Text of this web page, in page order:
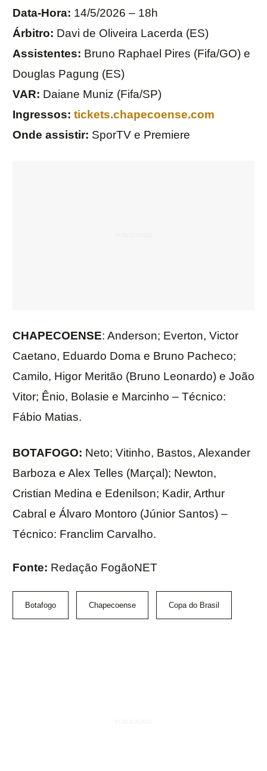
Data-Hora: 14/5/2026 – 18h
Árbitro: Davi de Oliveira Lacerda (ES)
Assistentes: Bruno Raphael Pires (Fifa/GO) e
Douglas Pagung (ES)
VAR: Daiane Muniz (Fifa/SP)
Ingressos: tickets.chapecoense.com
Onde assistir: SporTV e Premiere
CHAPECOENSE: Anderson; Everton, Victor
Caetano, Eduardo Doma e Bruno Pacheco;
Camilo, Higor Meritão (Bruno Leonardo) e João
Vitor; Ênio, Bolasie e Marcinho – Técnico:
Fábio Matias.
BOTAFOGO: Neto; Vitinho, Bastos, Alexander
Barboza e Alex Telles (Marçal); Newton,
Cristian Medina e Edenilson; Kadir, Arthur
Cabral e Álvaro Montoro (Júnior Santos) –
Técnico: Franclim Carvalho.
Fonte: Redação FogãoNET
Botafogo Chapecoense Copa do Brasil